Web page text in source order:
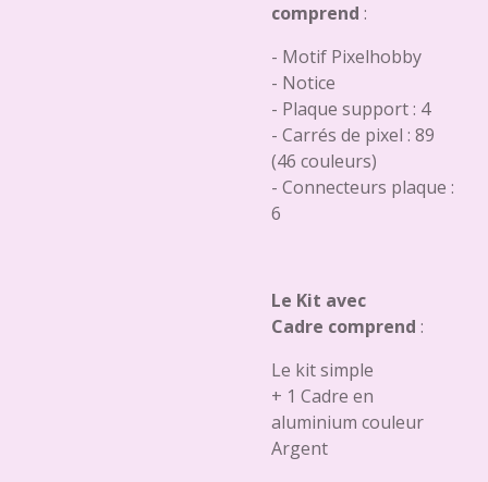
comprend :
- Motif Pixelhobby
- Notice
- Plaque support : 4
- Carrés de pixel : 89
(46 couleurs)
- Connecteurs plaque :
6
Le Kit avec
Cadre comprend :
Le kit simple
+ 1 Cadre en
aluminium couleur
Argent